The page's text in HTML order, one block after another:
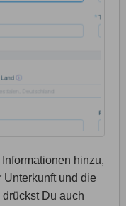
hinzu,
und die
Du auch